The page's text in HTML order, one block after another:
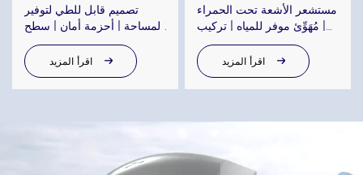
تصميم قابل للطي لتوفير
المساحة | أحزمة أمان | سطح
سهل التنظيف
اقرأ المزيد
مستشعر الأشعة تحت الحمراء
| مُهَوِّئ موفر للمياه | تركيب
سهل | تتوفر موديلات تيار
متردد/تيار مستمر
اقرأ المزيد